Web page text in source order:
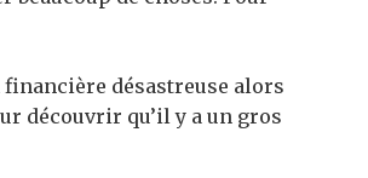
désastreuse alors
découvrir qu’il y a un gros